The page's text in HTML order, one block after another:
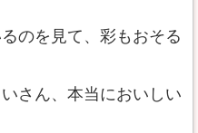
のを見て、彩もおそる
さん、本当においしい